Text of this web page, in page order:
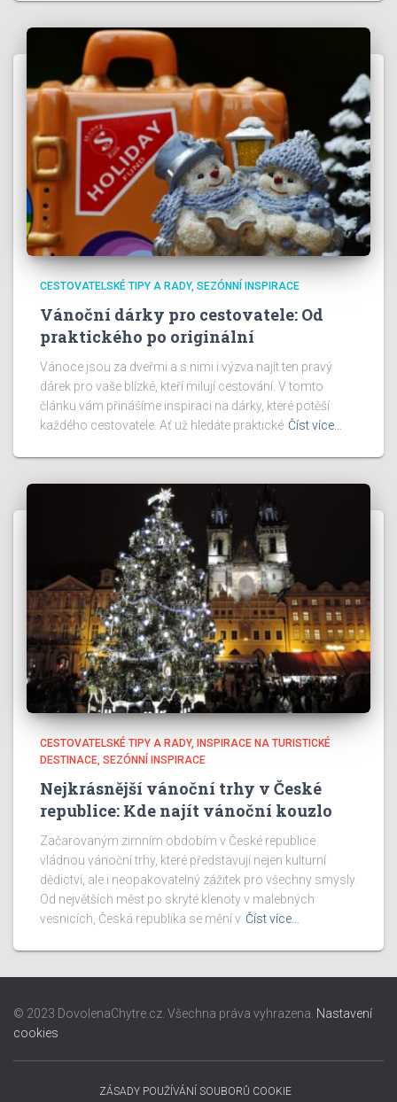
CESTOVATELSKÉ TIPY A RADY SEZÓNNÍ INSPIRACE
Vánoční dárky pro cestovatele: Od
praktického po originální
Vánoce jsou za dveřmi a s nimi i výzva najít ten pravý
dárek pro vaše blízké, kteří milují cestování. V tomto
článku vám přinášíme inspiraci na dárky, které potěší
každého cestovatele. Ať už hledáte praktické Číst více…
CESTOVATELSKÉ TIPY A RADY
INSPIRACE NA TURISTICKÉ
DESTINACE SEZÓNNÍ INSPIRACE
Nejkrásnější vánoční trhy v České
republice: Kde najít vánoční kouzlo
Začarovaným zimním obdobím v České republice
vládnou vánoční trhy, které představují nejen kulturní
dědictví, ale i neopakovatelný zážitek pro všechny smysly.
Od největších měst po skryté klenoty v malebných
vesnicích, Česká republika se mění v Číst více…
© 2023 DovolenaChytre.cz. Všechna práva vyhrazena. Nastavení
cookies
ZÁSADY POUŽÍVÁNÍ SOUBORŮ COOKIE